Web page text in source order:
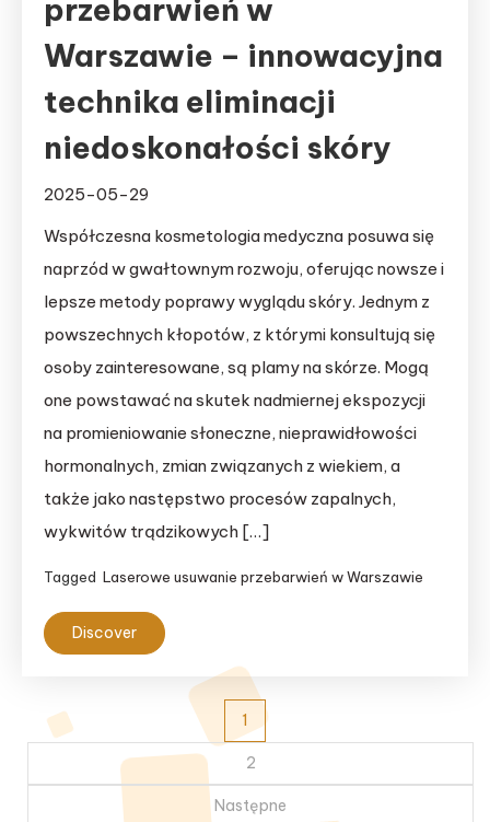
przebarwień w
Warszawie – innowacyjna
technika eliminacji
niedoskonałości skóry
2025-05-29
Współczesna kosmetologia medyczna posuwa się
naprzód w gwałtownym rozwoju, oferując nowsze i
lepsze metody poprawy wyglądu skóry. Jednym z
powszechnych kłopotów, z którymi konsultują się
osoby zainteresowane, są plamy na skórze. Mogą
one powstawać na skutek nadmiernej ekspozycji
na promieniowanie słoneczne, nieprawidłowości
hormonalnych, zmian związanych z wiekiem, a
także jako następstwo procesów zapalnych,
wykwitów trądzikowych […]
Tagged Laserowe usuwanie przebarwień w Warszawie
Discover
Stronicowanie
wpisów
1
2
Następne